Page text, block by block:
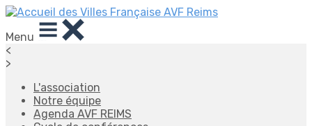
Menu
<
>
L'association
Notre équipe
Agenda AVF REIMS